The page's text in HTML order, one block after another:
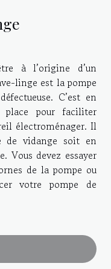
à l’origine d’un
linge est la pompe
C’est en
pour faciliter
électroménager. Il
de vidange soit en
Vous devez essayer
de la pompe ou
votre pompe de